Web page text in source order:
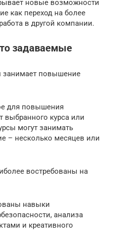
новые возможности
как переход на более
в другой компании.
задаваемые
занимает повышение
для повышения
выбранного курса или
могут занимать
– несколько месяцев или
востребованы на
навыки
анализа
и креативного